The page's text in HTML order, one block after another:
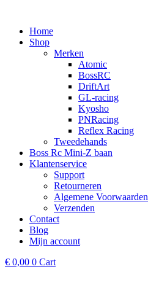
inhoud
Home
Shop
Merken
Atomic
BossRC
DriftArt
GL-racing
Kyosho
PNRacing
Reflex Racing
Tweedehands
Boss Rc Mini-Z baan
Klantenservice
Support
Retourneren
Algemene Voorwaarden
Verzenden
Contact
Blog
Mijn account
€ 0,00 0 Cart